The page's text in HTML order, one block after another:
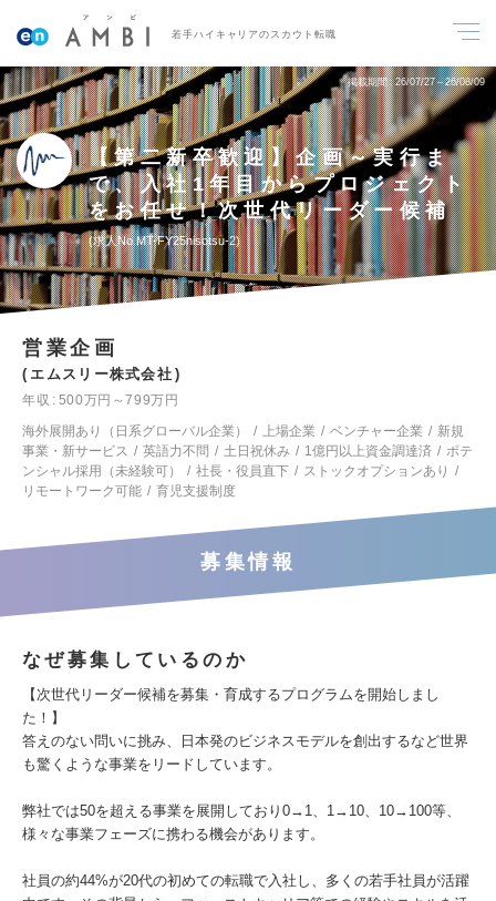
若手ハイキャリアのスカウト転職
掲載期間 26/07/27～26/08/09
【第二新卒歓迎】企画～実行ま
で、入社1年目からプロジェクト
をお任せ！次世代リーダー候補
求人No.MT-FY25nisotsu-2
営業企画
エムスリー株式会社
年収
500万円～799万円
海外展開あり（日系グローバル企業）
上場企業 ベンチャー企業
新規
事業・新サービス
英語力不問 土日祝休み 1億円以上資金調達済
ポテ
ンシャル採用（未経験可）
社長・役員直下
ストックオプションあり
リモートワーク可能
育児支援制度
募集情報
なぜ募集しているのか
【次世代リーダー候補を募集・育成するプログラムを開始しまし
た！】
答えのない問いに挑み、日本発のビジネスモデルを創出するなど世界
も驚くような事業をリードしています。
弊社では50を超える事業を展開しており0→1、1→10、10→100等、
様々な事業フェーズに携わる機会があります。
社員の約44%が20代の初めての転職で入社し、多くの若手社員が活躍